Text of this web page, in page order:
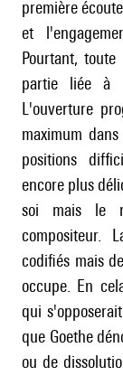
première
et
Pourtant,
partie liée à
L'ouverture
maximum
positions
encore plus
soi mais le
compositeur.
codifiés mais
occupe. En
qui
que Goethe
ou de